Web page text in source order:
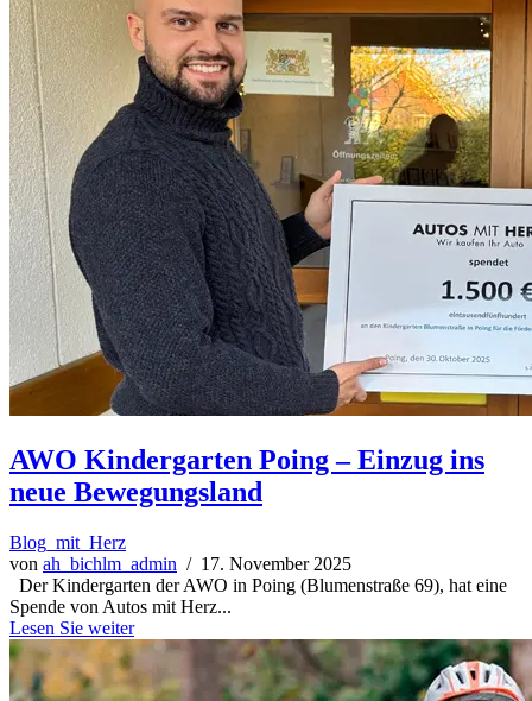
AWO Kindergarten Poing – Einzug ins
neue Bewegungsland
Blog_mit_Herz
von ah_bichlm_admin / 17. November 2025
Der Kindergarten der AWO in Poing (Blumenstraße 69), hat eine
Spende von Autos mit Herz...
Lesen Sie weiter